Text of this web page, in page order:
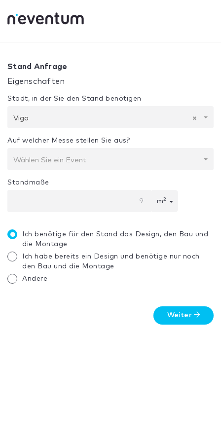
Ihre Auswahl: Design + Bau
Stand Anfrage
Eigenschaften
Stadt, in der Sie den Stand benötigen
×
Vigo
Auf welcher Messe stellen Sie aus?
Wählen Sie ein Event
Standmaße
m2
Ich benötige für den Stand das Design, den Bau und
die Montage
Ich habe bereits ein Design und benötige nur noch
den Bau und die Montage
Andere
Weiter